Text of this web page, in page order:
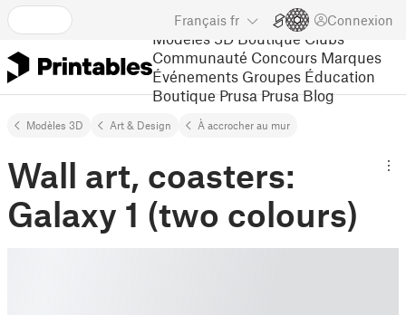
Français fr Connexion
Modèles 3D Boutique Clubs
Communauté Concours Marques
Événements Groupes Éducation
Boutique Prusa Prusa Blog
Modèles 3D Art & Design À accrocher au mur
Wall art, coasters:
Galaxy 1 (two colours)